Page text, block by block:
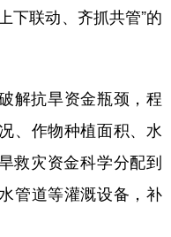
下联动、齐抓共管”的
抗旱资金瓶颈，程
、作物种植面积、水
救灾资金科学分配到
管道等灌溉设备，补